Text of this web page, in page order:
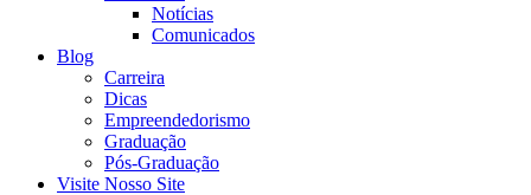
Notícias
Comunicados
Blog
Carreira
Dicas
Empreendedorismo
Graduação
Pós-Graduação
Visite Nosso Site